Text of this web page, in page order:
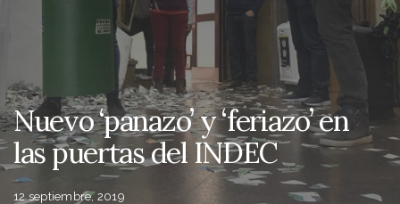
Nuevo ‘panazo’ y ‘feriazo’ en
las puertas del INDEC
12 septiembre, 2019